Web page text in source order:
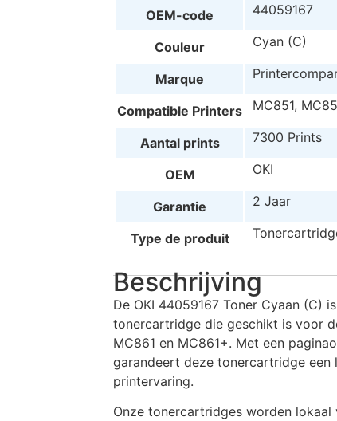
OEM-code 44059167
Couleur Cyan (C)
Marque
Compatible Printers MC851,
Aantal prints 7300 Prints
OEM OKI
Garantie 2 Jaar
Type de produit
Beschrijving
De OKI 44059167 Toner Cyaan (C)
tonercartridge die geschikt is voor
MC861 en MC861+. Met een
garandeert deze tonercartridge een
printervaring.
Onze tonercartridges worden lokaal